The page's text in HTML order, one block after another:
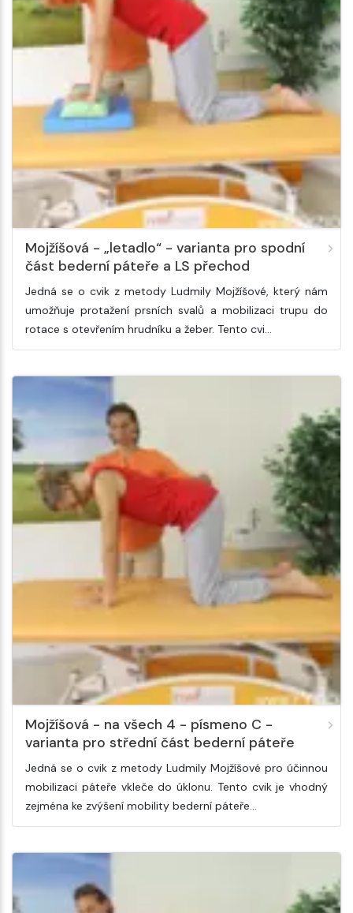
Mojžíšová - „letadlo“ - varianta pro spodní
část bederní páteře a LS přechod
Jedná se o cvik z metody Ludmily Mojžíšové, který nám
umožňuje protažení prsních svalů a mobilizaci trupu do
rotace s otevřením hrudníku a žeber. Tento cvi…
Mojžíšová - na všech 4 - písmeno C -
varianta pro střední část bederní páteře
Jedná se o cvik z metody Ludmily Mojžíšové pro účinnou
mobilizaci páteře vkleče do úklonu. Tento cvik je vhodný
zejména ke zvýšení mobility bederní páteře…